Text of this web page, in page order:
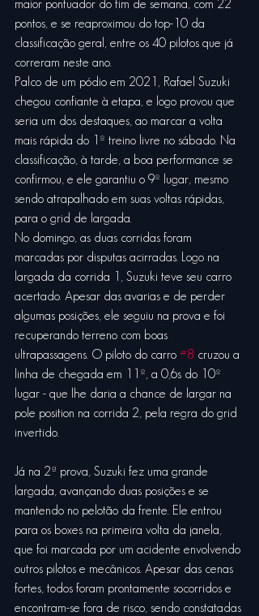
maior pontuador do fim de semana, com 22
pontos, e se reaproximou do top-10 da
classificação geral, entre os 40 pilotos que já
correram neste ano.
Palco de um pódio em 2021, Rafael Suzuki
chegou confiante à etapa, e logo provou que
seria um dos destaques, ao marcar a volta
mais rápida do 1º treino livre no sábado. Na
classificação, à tarde, a boa performance se
confirmou, e ele garantiu o 9º lugar, mesmo
sendo atrapalhado em suas voltas rápidas,
para o grid de largada.
No domingo, as duas corridas foram
marcadas por disputas acirradas. Logo na
largada da corrida 1, Suzuki teve seu carro
acertado. Apesar das avarias e de perder
algumas posições, ele seguiu na prova e foi
recuperando terreno com boas
ultrapassagens. O piloto do carro #8 cruzou a
linha de chegada em 11º, a 0,6s do 10º
lugar - que lhe daria a chance de largar na
pole position na corrida 2, pela regra do grid
invertido.
Já na 2ª prova, Suzuki fez uma grande
largada, avançando duas posições e se
mantendo no pelotão da frente. Ele entrou
para os boxes na primeira volta da janela,
que foi marcada por um acidente envolvendo
outros pilotos e mecânicos. Apesar das cenas
fortes, todos foram prontamente socorridos e
encontram-se fora de risco, sendo constatadas